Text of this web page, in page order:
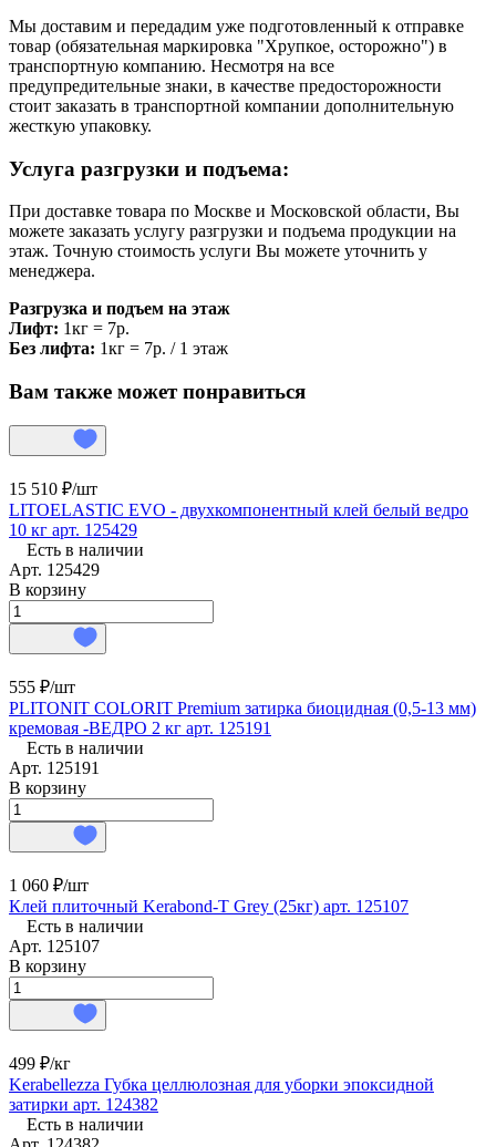
Мы доставим и передадим уже подготовленный к отправке
товар (обязательная маркировка "Хрупкое, осторожно") в
транспортную компанию. Несмотря на все
предупредительные знаки, в качестве предосторожности
стоит заказать в транспортной компании дополнительную
жесткую упаковку.
Услуга разгрузки и подъема:
При доставке товара по Москве и Московской области, Вы
можете заказать услугу разгрузки и подъема продукции на
этаж. Точную стоимость услуги Вы можете уточнить у
менеджера.
Разгрузка и подъем на этаж
Лифт: 1кг = 7р.
Без лифта: 1кг = 7р. / 1 этаж
Вам также может понравиться
15 510 ₽/шт
LITOELASTIC EVO - двухкомпонентный клей белый ведро
10 кг арт. 125429
Есть в наличии
Арт. 125429
В корзину
555 ₽/шт
PLITONIT COLORIT Premium затирка биоцидная (0,5-13 мм)
кремовая -ВЕДРО 2 кг арт. 125191
Есть в наличии
Арт. 125191
В корзину
1 060 ₽/шт
Клей плиточный Kerabond-T Grey (25кг) арт. 125107
Есть в наличии
Арт. 125107
В корзину
499 ₽/кг
Kerabellezza Губка целлюлозная для уборки эпоксидной
затирки арт. 124382
Есть в наличии